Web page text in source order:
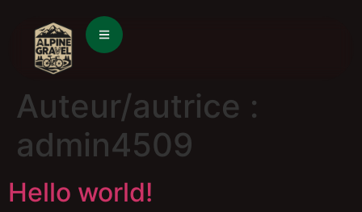
Auteur/autrice :
admin4509
Hello world!